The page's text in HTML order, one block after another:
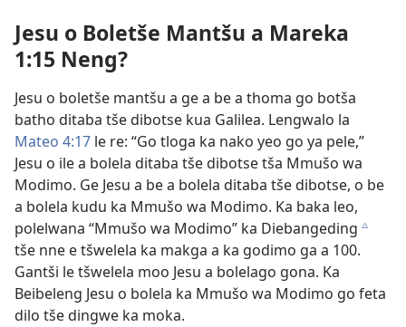
Jesu o Boletše Mantšu a Mareka
1:15 Neng?
Jesu o boletše mantšu a ge a be a thoma go botša
batho ditaba tše dibotse kua Galilea. Lengwalo la
Mateo 4:17 le re: “Go tloga ka nako yeo go ya pele,”
Jesu o ile a bolela ditaba tše dibotse tša Mmušo wa
Modimo. Ge Jesu a be a bolela ditaba tše dibotse, o be
a bolela kudu ka Mmušo wa Modimo. Ka baka leo,
polelwana “Mmušo wa Modimo” ka Diebangeding c
tše nne e tšwelela ka makga a ka godimo ga a 100.
Gantši le tšwelela moo Jesu a bolelago gona. Ka
Beibeleng Jesu o bolela ka Mmušo wa Modimo go feta
dilo tše dingwe ka moka.